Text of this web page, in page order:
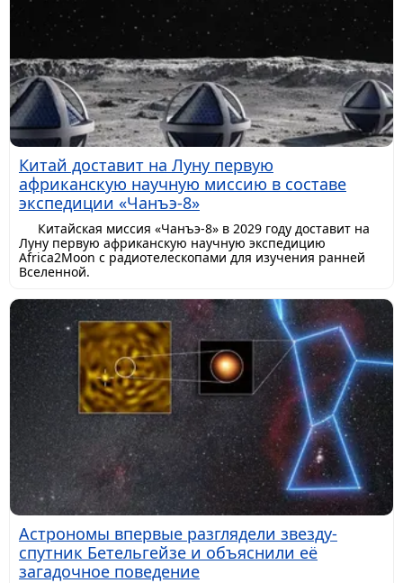
Китай доставит на Луну первую
африканскую научную миссию в составе
экспедиции «Чанъэ-8»
Китайская миссия «Чанъэ-8» в 2029 году доставит на
Луну первую африканскую научную экспедицию
Africa2Moon с радиотелескопами для изучения ранней
Вселенной.
Астрономы впервые разглядели звезду-
спутник Бетельгейзе и объяснили её
загадочное поведение